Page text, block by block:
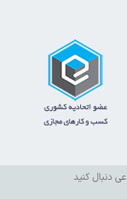
دنبال کنید